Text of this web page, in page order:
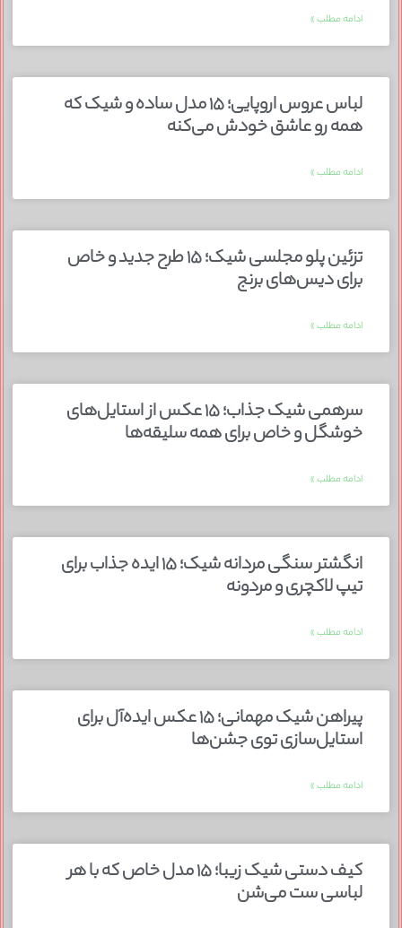
ادامه مطلب »
لباس عروس اروپایی؛ ۱۵ مدل ساده و شیک که
همه رو عاشق خودش می‌کنه
ادامه مطلب »
تزئین پلو مجلسی شیک؛ ۱۵ طرح جدید و خاص
برای دیس‌های برنج
ادامه مطلب »
سرهمی شیک جذاب؛ ۱۵ عکس از استایل‌های
خوشگل و خاص برای همه سلیقه‌ها
ادامه مطلب »
انگشتر سنگی مردانه شیک؛ ۱۵ ایده جذاب برای
تیپ لاکچری و مردونه
ادامه مطلب »
پیراهن شیک مهمانی؛ ۱۵ عکس ایده‌آل برای
استایل‌سازی توی جشن‌ها
ادامه مطلب »
کیف دستی شیک زیبا؛ ۱۵ مدل خاص که با هر
لباسی ست می‌شن